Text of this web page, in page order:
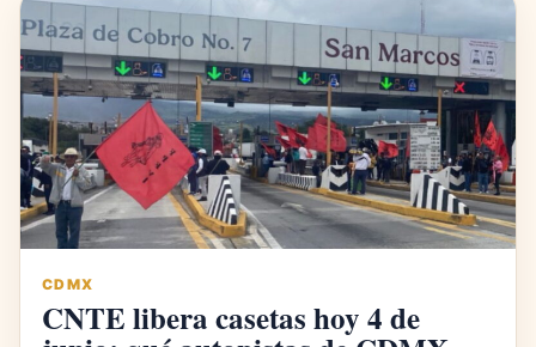
CDMX
CNTE libera casetas hoy 4 de